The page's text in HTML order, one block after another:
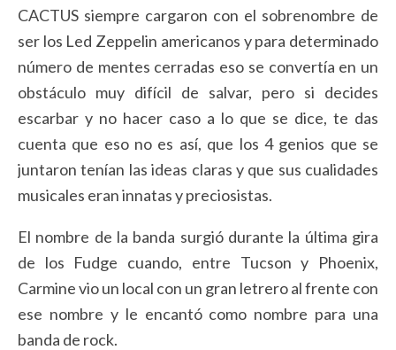
CACTUS siempre cargaron con el sobrenombre de
ser los Led Zeppelin americanos y para determinado
número de mentes cerradas eso se convertía en un
obstáculo muy difícil de salvar, pero si decides
escarbar y no hacer caso a lo que se dice, te das
cuenta que eso no es así, que los 4 genios que se
juntaron tenían las ideas claras y que sus cualidades
musicales eran innatas y preciosistas.
El nombre de la banda surgió durante la última gira
de los Fudge cuando, entre Tucson y Phoenix,
Carmine vio un local con un gran letrero al frente con
ese nombre y le encantó como nombre para una
banda de rock.